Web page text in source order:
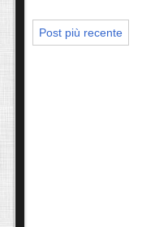
Post più recente